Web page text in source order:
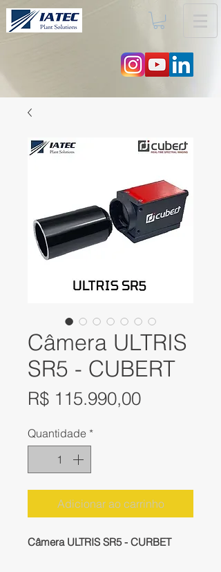
Câmera ULTRIS
SR5 - CUBERT
R$ 115.990,00Preço
Quantidade *
Adicionar ao carrinho
Câmera ULTRIS SR5 - CURBET